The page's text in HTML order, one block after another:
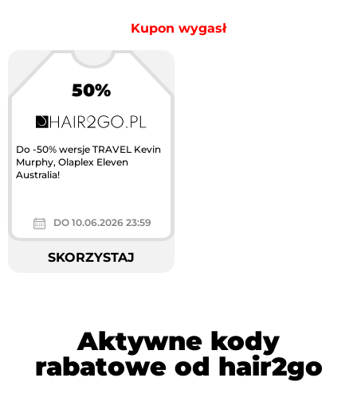
Kupon wygasł
50%
Do -50% wersje TRAVEL Kevin
Murphy, Olaplex Eleven
Australia!
DO 10.06.2026 23:59
SKORZYSTAJ
Aktywne kody
rabatowe od hair2go